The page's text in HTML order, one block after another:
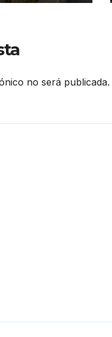
no será publicada.